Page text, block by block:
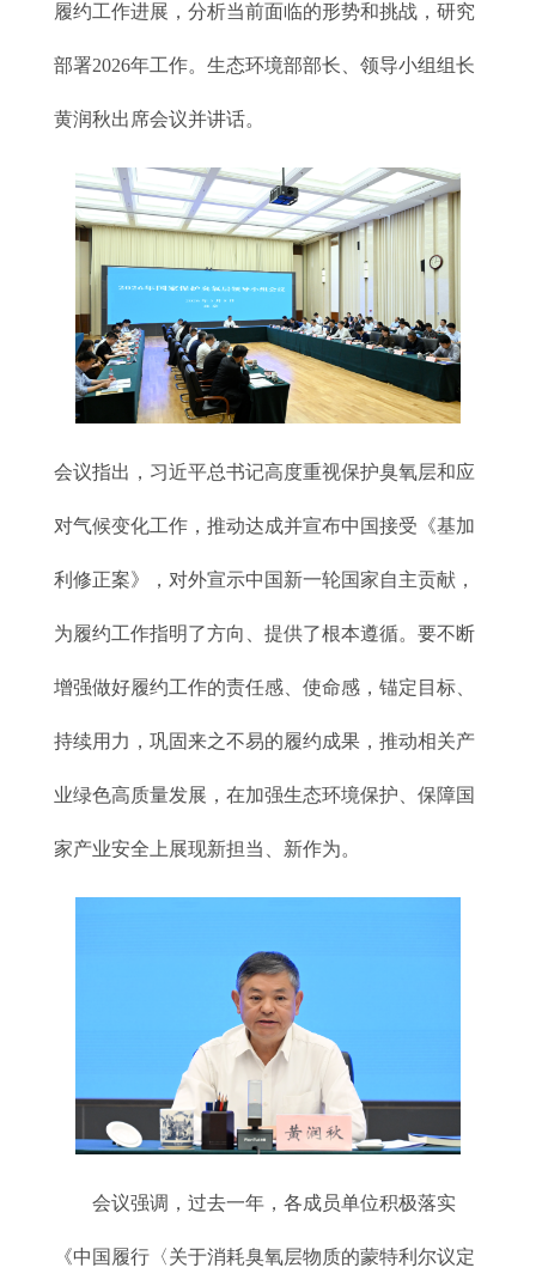
履约工作进展，分析当前面临的形势和挑战，研究
部署2026年工作。生态环境部部长、领导小组组长
黄润秋出席会议并讲话。
会议指出，习近平总书记高度重视保护臭氧层和应
对气候变化工作，推动达成并宣布中国接受《基加
利修正案》，对外宣示中国新一轮国家自主贡献，
为履约工作指明了方向、提供了根本遵循。要不断
增强做好履约工作的责任感、使命感，锚定目标、
持续用力，巩固来之不易的履约成果，推动相关产
业绿色高质量发展，在加强生态环境保护、保障国
家产业安全上展现新担当、新作为。
会议强调，过去一年，各成员单位积极落实
《中国履行〈关于消耗臭氧层物质的蒙特利尔议定